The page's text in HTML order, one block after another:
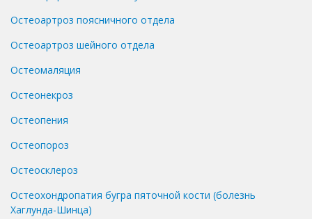
Остеоартроз поясничного отдела
Остеоартроз шейного отдела
Остеомаляция
Остеонекроз
Остеопения
Остеопороз
Остеосклероз
Остеохондропатия бугра пяточной кости (болезнь
Хаглунда-Шинца)